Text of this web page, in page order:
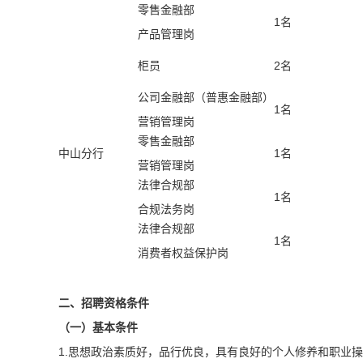
零售金融部
产品管理岗
1 名
中山分行
柜员 2名
公司金融部（普惠金融部）
营销管理岗
1 名
零售金融部
营销管理岗
1 名
法律合规部
合规法务岗
1 名
法律合规部
消费者权益保护岗
1 名
二、招聘资格条件
（一）基本条件
1. 思想政治素质好，品行优良，具有良好的个人修养和职业